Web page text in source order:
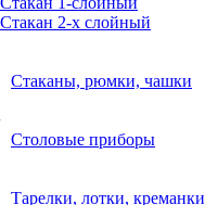
Стакан 2-х слойный
Стаканы, рюмки, чашки
Столовые приборы
Тарелки, лотки, креманки